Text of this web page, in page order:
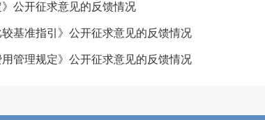
公开征求意见的反馈情况
基准指引》公开征求意见的反馈情况
管理规定》公开征求意见的反馈情况